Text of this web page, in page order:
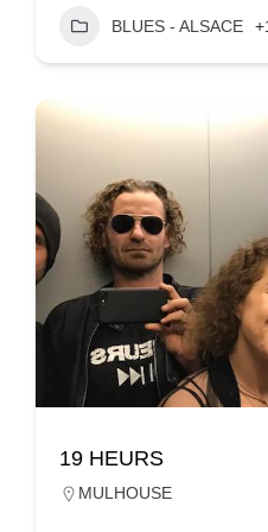
BLUES - ALSACE
19 HEURS
MULHOUSE